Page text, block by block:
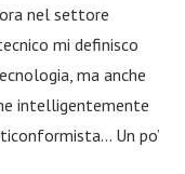
nel settore
mi definisco
ma anche
intelligentemente
Un po’